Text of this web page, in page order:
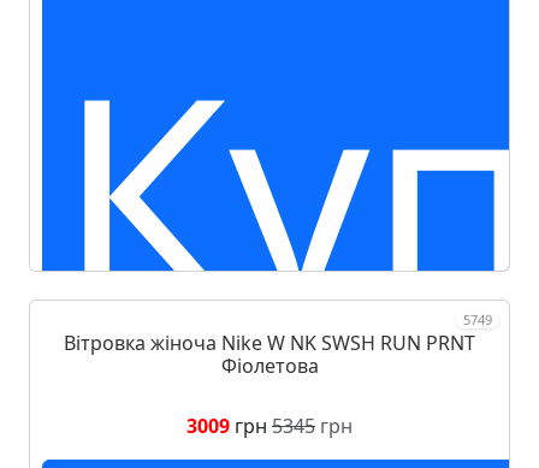
5749
Вітровка жіноча Nike W NK SWSH RUN PRNT
Фіолетова
3009 грн 5345 грн